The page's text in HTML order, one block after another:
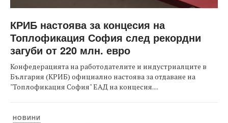
КРИБ настоява за концесия на
Топлофикация София след рекордни
загуби от 220 млн. евро
Конфедерацията на работодателите и индустриалците в
България (КРИБ) официално настоява за отдаване на
"Топлофикация София" ЕАД на концесия....
НОВИНИ